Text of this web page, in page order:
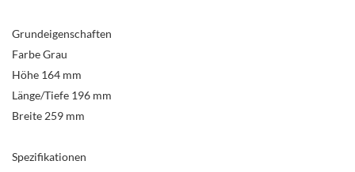
Grundeigenschaften
Farbe Grau
Höhe 164 mm
Länge/Tiefe 196 mm
Breite 259 mm
Spezifikationen